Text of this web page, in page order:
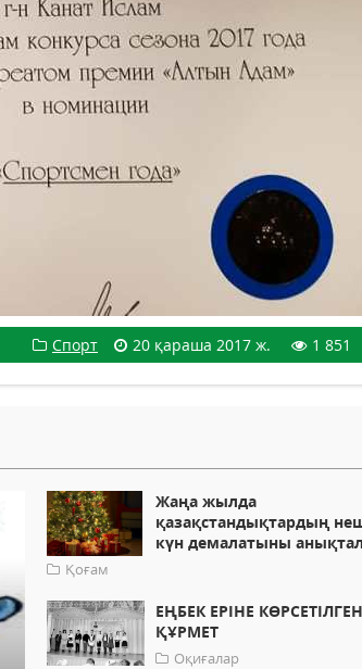
Спорт 20 қараша 2017 ж. 1 851
Жаңа жылда
қазақстандықтардың
күн демалатыны
Қоғам
ЕҢБЕК ЕРІНЕ
ҚҰРМЕТ
Оқиғалар